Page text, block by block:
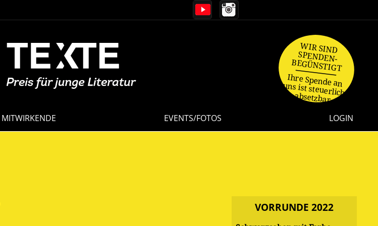
NAVIGATION
MITWIRKENDE EVENTS/FOTOS LOGIN
WIR SIND
SPENDEN-
BEGÜNSTIGT
Ihre Spende an
uns ist steuerlich
absetzbar.
VORRUNDE 2022